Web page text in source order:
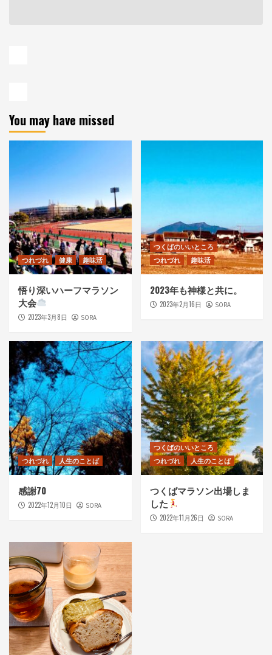
You may have missed
つれづれ 健康 趣味活
悟り深いハーフマラソン
大会
2023年3月8日 SORA
つくばのいいところ
つれづれ
趣味活
2023年も神様と共に。
2023年2月16日 SORA
つれづれ 人生のことば
感謝70
2022年12月10日 SORA
つくばのいいところ
つれづれ
人生のことば
つくばマラソン出場しま
した
2022年11月26日 SORA